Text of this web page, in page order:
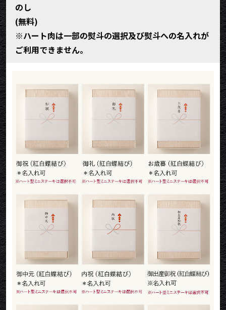
あす
ご購入いただいた商品：お世話になりました 名入れ お肉の
カタログギフト美
職場の上司に贈りました。
2026/02/25
50代女性
ご購入いただいた商品：オリジナル メッセージ 名入れ お肉
送り物として購入したため、外装しか分かりませんが、印字し
てくれるサービスはとても良かったです
キン肉マン
ご購入いただいた商品：オリジナル イラスト お肉ギフト お
肉のカタログギフト美
職場の後輩にバレンタインで贈りました。
2026/02/11
てるちゃん
のし
(無料)
※ハート肉は一部の熨斗の選択及び熨斗への名入れが
ご利用できません。